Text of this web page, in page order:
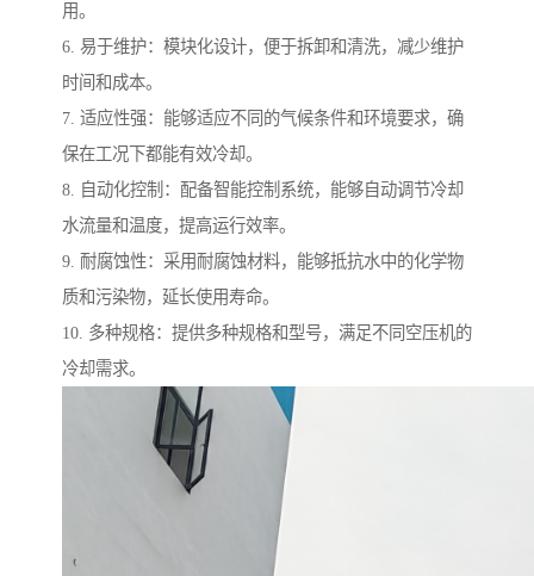
用。
6. 易于维护：模块化设计，便于拆卸和清洗，减少维护
时间和成本。
7. 适应性强：能够适应不同的气候条件和环境要求，确
保在工况下都能有效冷却。
8. 自动化控制：配备智能控制系统，能够自动调节冷却
水流量和温度，提高运行效率。
9. 耐腐蚀性：采用耐腐蚀材料，能够抵抗水中的化学物
质和污染物，延长使用寿命。
10. 多种规格：提供多种规格和型号，满足不同空压机的
冷却需求。